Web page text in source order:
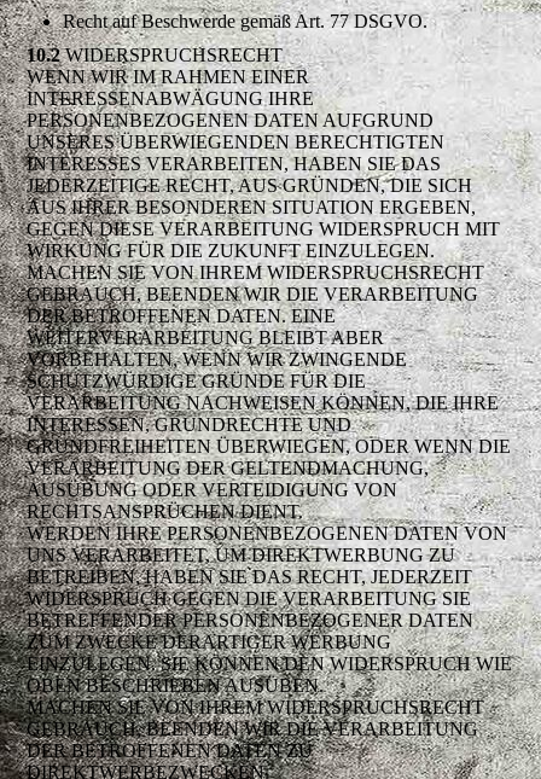
Recht auf Beschwerde gemäß Art. 77 DSGVO.
10.2WIDERSPRUCHSRECHT
WENN WIR IM RAHMEN EINER
INTERESSENABWÄGUNG IHRE
PERSONENBEZOGENEN DATEN AUFGRUND
UNSERES ÜBERWIEGENDEN BERECHTIGTEN
INTERESSES VERARBEITEN, HABEN SIE DAS
JEDERZEITIGE RECHT, AUS GRÜNDEN, DIE SICH
AUS IHRER BESONDEREN SITUATION ERGEBEN,
GEGEN DIESE VERARBEITUNG WIDERSPRUCH MIT
WIRKUNG FÜR DIE ZUKUNFT EINZULEGEN.
MACHEN SIE VON IHREM WIDERSPRUCHSRECHT
GEBRAUCH, BEENDEN WIR DIE VERARBEITUNG
DER BETROFFENEN DATEN. EINE
WEITERVERARBEITUNG BLEIBT ABER
VORBEHALTEN, WENN WIR ZWINGENDE
SCHUTZWÜRDIGE GRÜNDE FÜR DIE
VERARBEITUNG NACHWEISEN KÖNNEN, DIE IHRE
INTERESSEN, GRUNDRECHTE UND
GRUNDFREIHEITEN ÜBERWIEGEN, ODER WENN DIE
VERARBEITUNG DER GELTENDMACHUNG,
AUSÜBUNG ODER VERTEIDIGUNG VON
RECHTSANSPRÜCHEN DIENT.
WERDEN IHRE PERSONENBEZOGENEN DATEN VON
UNS VERARBEITET, UM DIREKTWERBUNG ZU
BETREIBEN, HABEN SIE DAS RECHT, JEDERZEIT
WIDERSPRUCH GEGEN DIE VERARBEITUNG SIE
BETREFFENDER PERSONENBEZOGENER DATEN
ZUM ZWECKE DERARTIGER WERBUNG
EINZULEGEN. SIE KÖNNEN DEN WIDERSPRUCH WIE
OBEN BESCHRIEBEN AUSÜBEN.
MACHEN SIE VON IHREM WIDERSPRUCHSRECHT
GEBRAUCH, BEENDEN WIR DIE VERARBEITUNG
DER BETROFFENEN DATEN ZU
DIREKTWERBEZWECKEN.